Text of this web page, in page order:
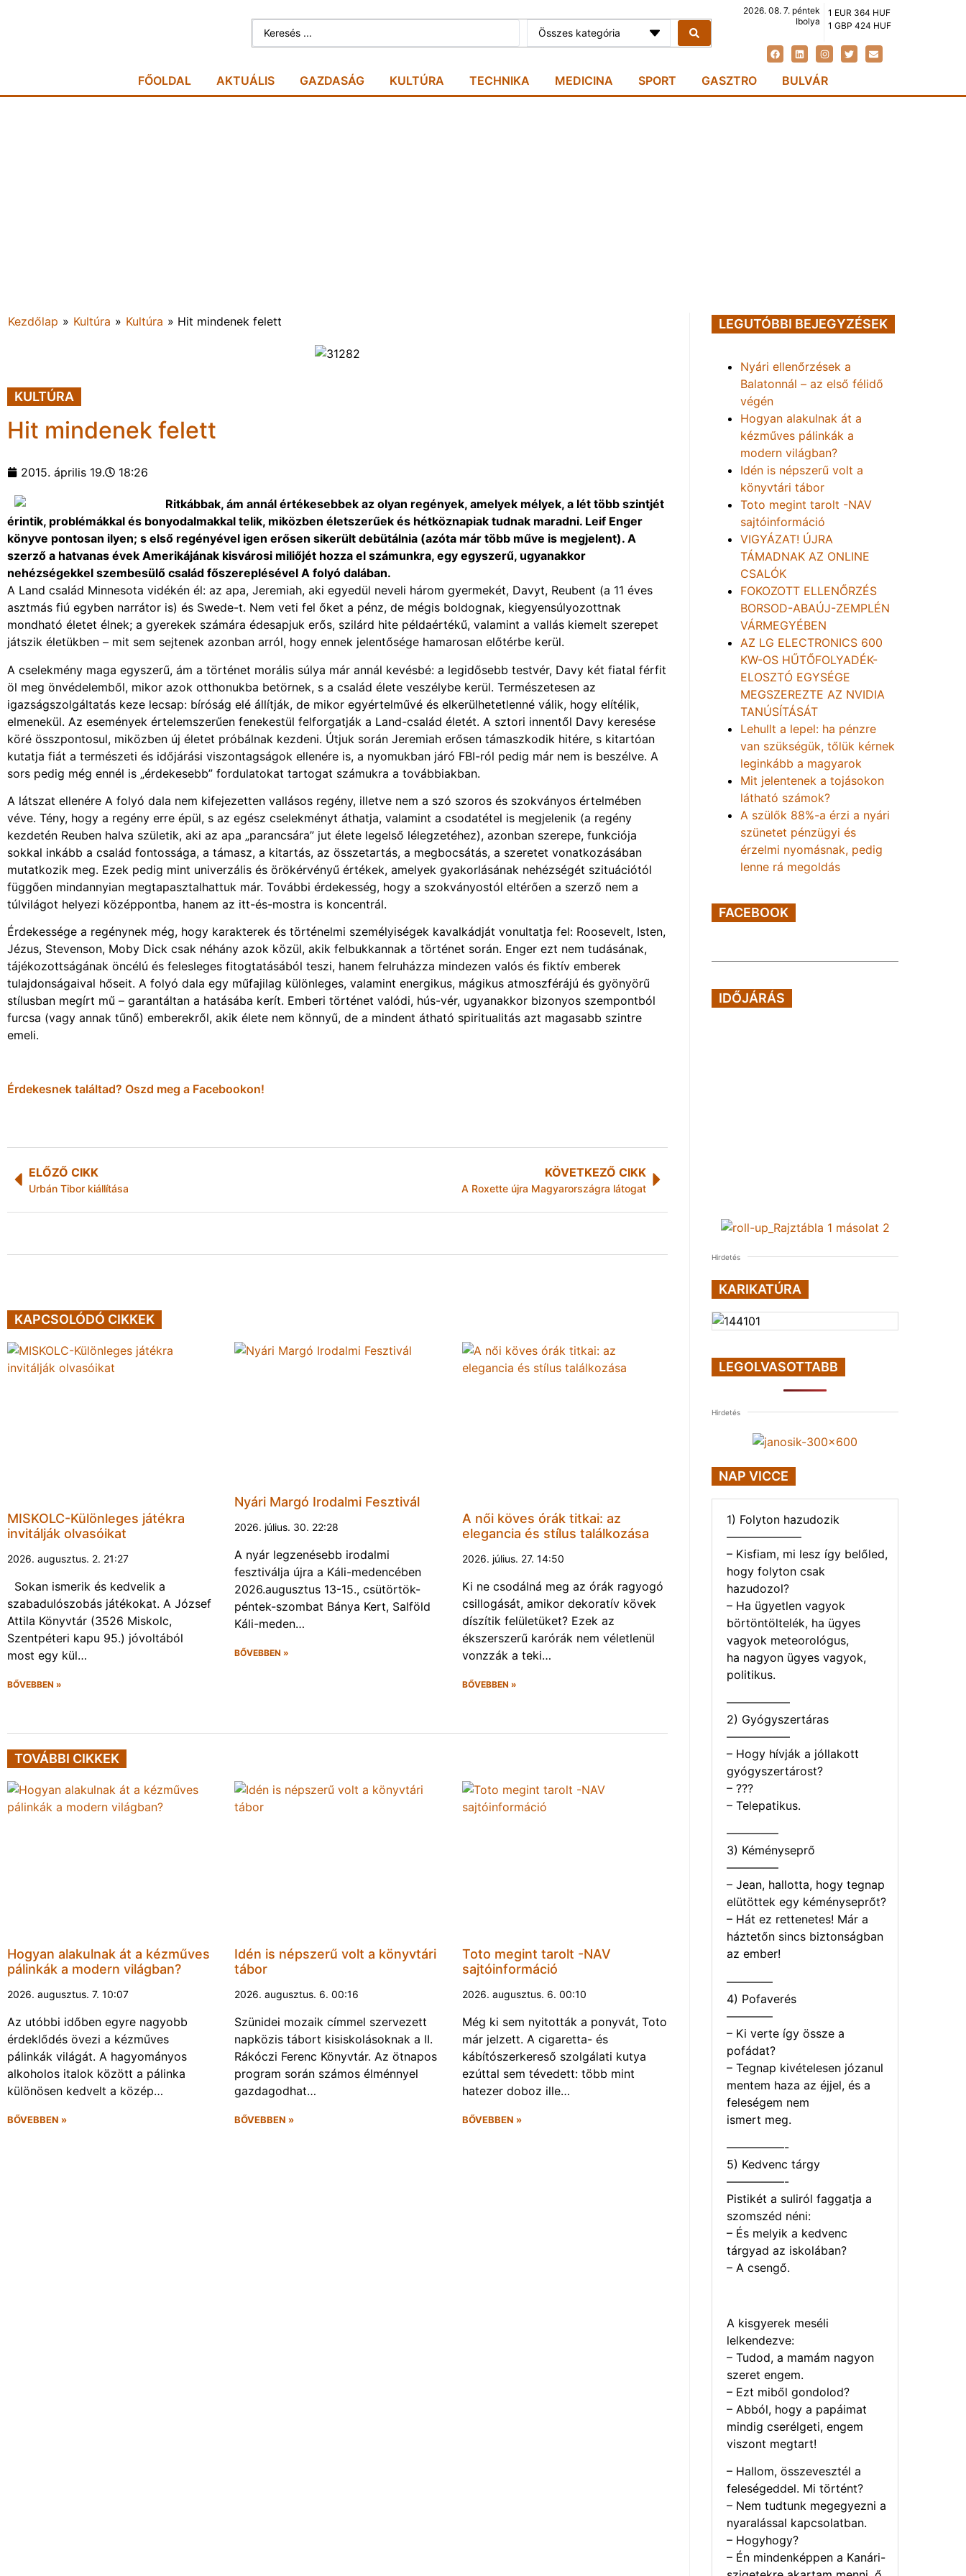
2026. 08. 7. péntek
Ibolya
1 EUR 364 HUF
1 GBP 424 HUF
FŐOLDAL AKTUÁLIS GAZDASÁG KULTÚRA TECHNIKA MEDICINA SPORT GASZTRO BULVÁR
Kezdőlap » Kultúra » Kultúra » Hit mindenek felett
KULTÚRA
Hit mindenek felett
2015. április 19. 18:26
Ritkábbak, ám annál értékesebbek az olyan regények, amelyek mélyek, a lét több szintjét
érintik, problémákkal és bonyodalmakkal telik, miközben életszerűek és hétköznapiak tudnak maradni. Leif Enger
könyve pontosan ilyen; s első regényével igen erősen sikerült debütálnia (azóta már több műve is megjelent). A
szerző a hatvanas évek Amerikájának kisvárosi miliőjét hozza el számunkra, egy egyszerű, ugyanakkor
nehézségekkel szembesülő család főszereplésével A folyó dalában.
A Land család Minnesota vidékén él: az apa, Jeremiah, aki egyedül neveli három gyermekét, Davyt, Reubent (a 11 éves
asztmás fiú egyben narrátor is) és Swede-t. Nem veti fel őket a pénz, de mégis boldognak, kiegyensúlyozottnak
mondható életet élnek; a gyerekek számára édesapjuk erős, szilárd hite példaértékű, valamint a vallás kiemelt szerepet
játszik életükben – mit sem sejtenek azonban arról, hogy ennek jelentősége hamarosan előtérbe kerül.
A cselekmény maga egyszerű, ám a történet morális súlya már annál kevésbé: a legidősebb testvér, Davy két fiatal férfit
öl meg önvédelemből, mikor azok otthonukba betörnek, s a család élete veszélybe kerül. Természetesen az
igazságszolgáltatás keze lecsap: bíróság elé állítják, de mikor egyértelművé és elkerülhetetlenné válik, hogy elítélik,
elmenekül. Az események értelemszerűen fenekestül felforgatják a Land-család életét. A sztori innentől Davy keresése
köré összpontosul, miközben új életet próbálnak kezdeni. Útjuk során Jeremiah erősen támaszkodik hitére, s kitartóan
kutatja fiát a természeti és időjárási viszontagságok ellenére is, a nyomukban járó FBI-ról pedig már nem is beszélve. A
sors pedig még ennél is „érdekesebb” fordulatokat tartogat számukra a továbbiakban.
A látszat ellenére A folyó dala nem kifejezetten vallásos regény, illetve nem a szó szoros és szokványos értelmében
véve. Tény, hogy a regény erre épül, s az egész cselekményt áthatja, valamint a csodatétel is megjelenik (a regény
kezdetén Reuben halva születik, aki az apa „parancsára” jut élete legelső lélegzetéhez), azonban szerepe, funkciója
sokkal inkább a család fontossága, a támasz, a kitartás, az összetartás, a megbocsátás, a szeretet vonatkozásában
mutatkozik meg. Ezek pedig mint univerzális és örökérvényű értékek, amelyek gyakorlásának nehézségét szituációtól
függően mindannyian megtapasztalhattuk már. További érdekesség, hogy a szokványostól eltérően a szerző nem a
túlvilágot helyezi középpontba, hanem az itt-és-mostra is koncentrál.
Érdekessége a regénynek még, hogy karakterek és történelmi személyiségek kavalkádját vonultatja fel: Roosevelt, Isten,
Jézus, Stevenson, Moby Dick csak néhány azok közül, akik felbukkannak a történet során. Enger ezt nem tudásának,
tájékozottságának öncélú és felesleges fitogtatásából teszi, hanem felruházza mindezen valós és fiktív emberek
tulajdonságaival hőseit. A folyó dala egy műfajilag különleges, valamint energikus, mágikus atmoszférájú és gyönyörű
stílusban megírt mű – garantáltan a hatásába kerít. Emberi történet valódi, hús-vér, ugyanakkor bizonyos szempontból
furcsa (vagy annak tűnő) emberekről, akik élete nem könnyű, de a mindent átható spiritualitás azt magasabb szintre
emeli.
Érdekesnek találtad? Oszd meg a Facebookon!
ELŐZŐ CIKK
Urbán Tibor kiállítása
KÖVETKEZŐ CIKK
A Roxette újra Magyarországra látogat
KAPCSOLÓDÓ CIKKEK
MISKOLC-Különleges játékra
invitálják olvasóikat
2026. augusztus. 2. 21:27
Sokan ismerik és kedvelik a
szabadulószobás játékokat. A József
Attila Könyvtár (3526 Miskolc,
Szentpéteri kapu 95.) jóvoltából
most egy kül…
BŐVEBBEN »
Nyári Margó Irodalmi Fesztivál
2026. július. 30. 22:28
A nyár legzenésebb irodalmi
fesztiválja újra a Káli-medencében
2026.augusztus 13-15., csütörtök-
péntek-szombat Bánya Kert, Salföld
Káli-meden…
BŐVEBBEN »
A női köves órák titkai: az
elegancia és stílus találkozása
2026. július. 27. 14:50
Ki ne csodálná meg az órák ragyogó
csillogását, amikor dekoratív kövek
díszítik felületüket? Ezek az
ékszerszerű karórák nem véletlenül
vonzzák a teki…
BŐVEBBEN »
TOVÁBBI CIKKEK
Hogyan alakulnak át a kézműves
pálinkák a modern világban?
2026. augusztus. 7. 10:07
Az utóbbi időben egyre nagyobb
érdeklődés övezi a kézműves
pálinkák világát. A hagyományos
alkoholos italok között a pálinka
különösen kedvelt a közép…
BŐVEBBEN »
Idén is népszerű volt a könyvtári
tábor
2026. augusztus. 6. 00:16
Szünidei mozaik címmel szervezett
napközis tábort kisiskolásoknak a II.
Rákóczi Ferenc Könyvtár. Az ötnapos
program során számos élménnyel
gazdagodhat…
BŐVEBBEN »
Toto megint tarolt -NAV
sajtóinformáció
2026. augusztus. 6. 00:10
Még ki sem nyitották a ponyvát, Toto
már jelzett. A cigaretta- és
kábítószerkereső szolgálati kutya
ezúttal sem tévedett: több mint
hatezer doboz ille…
BŐVEBBEN »
LEGUTÓBBI BEJEGYZÉSEK
Nyári ellenőrzések a
Balatonnál – az első félidő
végén
Hogyan alakulnak át a
kézműves pálinkák a
modern világban?
Idén is népszerű volt a
könyvtári tábor
Toto megint tarolt -NAV
sajtóinformáció
VIGYÁZAT! ÚJRA
TÁMADNAK AZ ONLINE
CSALÓK
FOKOZOTT ELLENŐRZÉS
BORSOD-ABAÚJ-ZEMPLÉN
VÁRMEGYÉBEN
AZ LG ELECTRONICS 600
KW-OS HŰTŐFOLYADÉK-
ELOSZTÓ EGYSÉGE
MEGSZEREZTE AZ NVIDIA
TANÚSÍTÁSÁT
Lehullt a lepel: ha pénzre
van szükségük, tőlük kérnek
leginkább a magyarok
Mit jelentenek a tojásokon
látható számok?
A szülők 88%-a érzi a nyári
szünetet pénzügyi és
érzelmi nyomásnak, pedig
lenne rá megoldás
FACEBOOK
IDŐJÁRÁS
Hirdetés
KARIKATÚRA
LEGOLVASOTTABB
Hirdetés
NAP VICCE
1) Folyton hazudozik
——————–
– Kisfiam, mi lesz így belőled,
hogy folyton csak
hazudozol?
– Ha ügyetlen vagyok
börtöntöltelék, ha ügyes
vagyok meteorológus,
ha nagyon ügyes vagyok,
politikus.
—————–
2) Gyógyszertáras
—————–
– Hogy hívják a jóllakott
gyógyszertárost?
– ???
– Telepatikus.
————–
3) Kéményseprő
————–
– Jean, hallotta, hogy tegnap
elütöttek egy kéményseprőt?
– Hát ez rettenetes! Már a
háztetőn sincs biztonságban
az ember!
————
4) Pofaverés
————
– Ki verte így össze a
pofádat?
– Tegnap kivételesen józanul
mentem haza az éjjel, és a
feleségem nem
ismert meg.
—————-
5) Kedvenc tárgy
—————-
Pistikét a suliról faggatja a
szomszéd néni:
– És melyik a kedvenc
tárgyad az iskolában?
– A csengő.
A kisgyerek meséli
lelkendezve:
– Tudod, a mamám nagyon
szeret engem.
– Ezt miből gondolod?
– Abból, hogy a papáimat
mindig cserélgeti, engem
viszont megtart!
– Hallom, összevesztél a
feleségeddel. Mi történt?
– Nem tudtunk megegyezni a
nyaralással kapcsolatban.
– Hogyhogy?
– Én mindenképpen a Kanári-